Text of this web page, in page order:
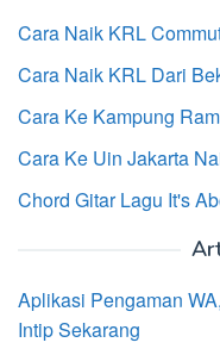
Cara Naik KRL
Cara Naik KRL Dari
Cara Ke Kampung
Cara Ke Uin Jakarta
Chord Gitar Lagu It's
Aplikasi Pengaman
Intip Sekarang